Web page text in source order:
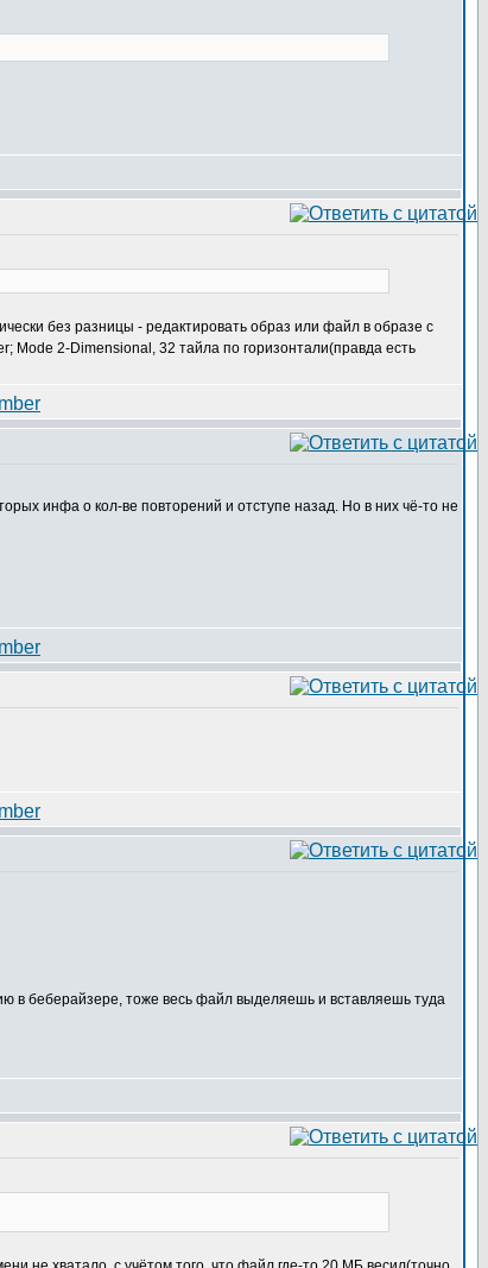
без разницы - редактировать образ или файл в образе с
2-Dimensional, 32 тайла по горизонтали(правда есть
инфа о кол-ве повторений и отступе назад. Но в них чё-то не
беберайзере, тоже весь файл выделяешь и вставляешь туда